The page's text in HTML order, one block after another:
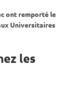
ont remporté le
Universitaires
les